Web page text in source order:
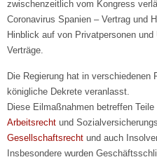
zwischenzeitlich vom Kongress
Coronavirus Spanien – Vertrag und
Hinblick auf von Privatpersonen
Verträge.
Die Regierung hat in
königliche Dekrete veranlasst.
Diese Eilmaßnahmen betreffen
Arbeitsrecht und
Gesellschaftsrecht und auch
Insbesondere wurden